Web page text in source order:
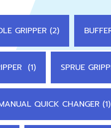
GRIPPER (2)
(1) SPRUE
QUICK CHANGER (1)